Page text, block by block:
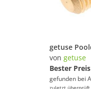
von getuse
Bester Preis
gefunden bei
zuletzt überprüft